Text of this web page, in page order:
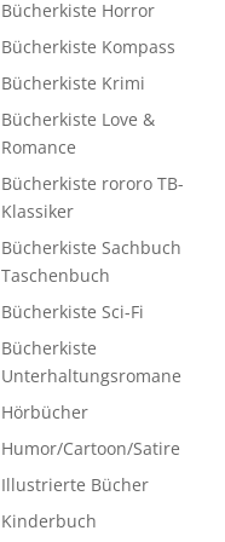
Bücherkiste Horror
Bücherkiste Kompass
Bücherkiste Krimi
Bücherkiste Love &
Romance
Bücherkiste rororo TB-
Klassiker
Bücherkiste Sachbuch
Taschenbuch
Bücherkiste Sci-Fi
Bücherkiste
Unterhaltungsromane
Hörbücher
Humor/Cartoon/Satire
Illustrierte Bücher
Kinderbuch